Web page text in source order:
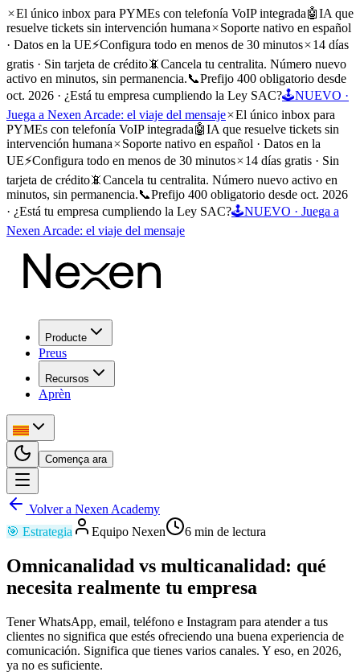
El único inbox para PYMEs con telefonía VoIP integrada🤖IA que
resuelve tickets sin intervención humana
Soporte nativo en español
· Datos en la UE⚡Configura todo en menos de 30 minutos
14 días
gratis · Sin tarjeta de crédito📵Cancela tu centralita. Número nuevo
activo en minutos, sin permanencia.📞Prefijo 400 obligatorio desde
oct. 2026 · ¿Está tu empresa cumpliendo la Ley SAC?🕹️NUEVO ·
Juega a Nexen Arcade: el viaje del mensaje
El único inbox para
PYMEs con telefonía VoIP integrada🤖IA que resuelve tickets sin
intervención humana
Soporte nativo en español · Datos en la
UE⚡Configura todo en menos de 30 minutos
14 días gratis · Sin
tarjeta de crédito📵Cancela tu centralita. Número nuevo activo en
minutos, sin permanencia.📞Prefijo 400 obligatorio desde oct. 2026
· ¿Está tu empresa cumpliendo la Ley SAC?🕹️NUEVO · Juega a
Nexen Arcade: el viaje del mensaje
Producte
Preus
Recursos
Aprèn
Comença ara
Volver a Nexen Academy
🎯 Estrategia Equipo Nexen 6 min de lectura
Omnicanalidad vs multicanalidad: qué
necesita realmente tu empresa
Tener WhatsApp, email, teléfono e Instagram para atender a tus
clientes no significa que estés ofreciendo una buena experiencia de
comunicación. Significa que tienes varios canales. Y eso, en 2026,
ya no es suficiente.